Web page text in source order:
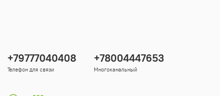
+79777040408
Телефон для связи
+78004447653
Многоканальный